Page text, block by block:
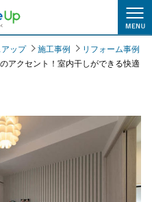
例
ップ 施工事例
リフォーム事例
アクセント！室内干しができる快適